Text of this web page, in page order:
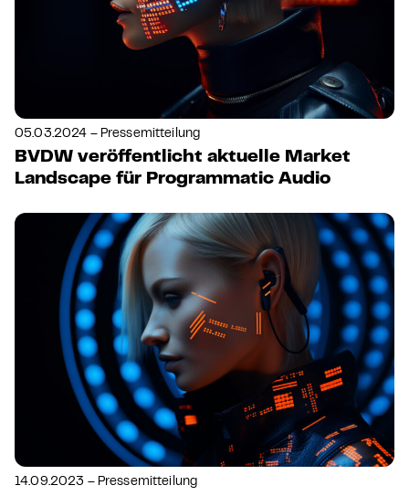
05.03.2024 – Pressemitteilung
BVDW veröffentlicht aktuelle Market
Landscape für Programmatic Audio
14.09.2023 – Pressemitteilung